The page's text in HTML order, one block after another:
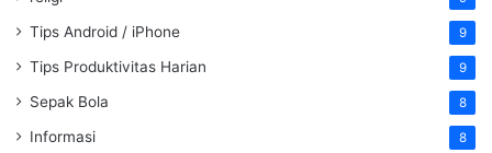
Tips Android / iPhone 9
Tips Produktivitas Harian 9
Sepak Bola 8
Informasi 8